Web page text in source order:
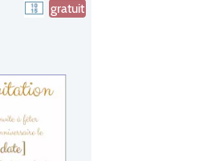
gratuit